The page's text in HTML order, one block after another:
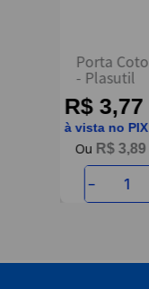
Porta
- Plasutil
R$ 3,77
à vista no
R$ 3,89
－